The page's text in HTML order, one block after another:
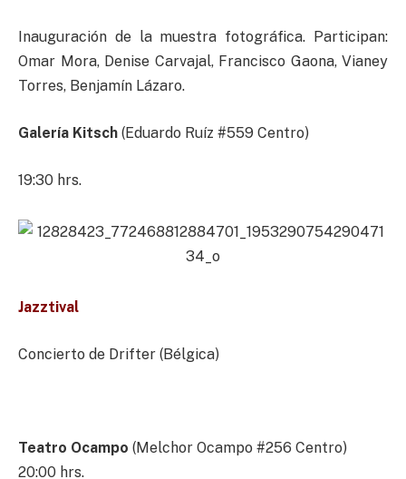
Inauguración de la muestra fotográfica. Participan:
Omar Mora, Denise Carvajal, Francisco Gaona, Vianey
Torres, Benjamín Lázaro.
Galería Kitsch (Eduardo Ruíz #559 Centro)
19:30 hrs.
Jazztival
Concierto de Drifter (Bélgica)
Teatro Ocampo (Melchor Ocampo #256 Centro)
20:00 hrs.